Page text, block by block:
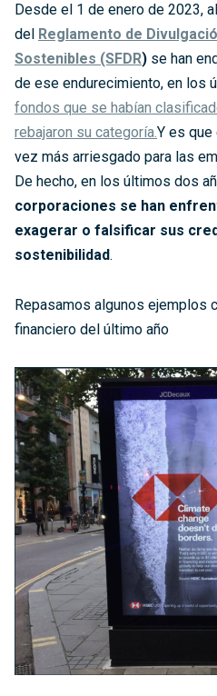
Desde el 1 de enero de 2023,
del Reglamento de
Sostenibles (SFDR) se han
de ese endurecimiento, en los
fondos que se habían
rebajaron su categoría.Y es que
vez más arriesgado para las
De hecho, en los últimos dos
corporaciones se han
exagerar o falsificar sus
sostenibilidad.
Repasamos algunos ejemplos
financiero del último año